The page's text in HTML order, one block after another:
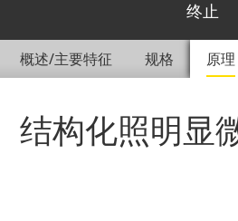
终止
概述/主要特征 规格 原理
结构化照明显